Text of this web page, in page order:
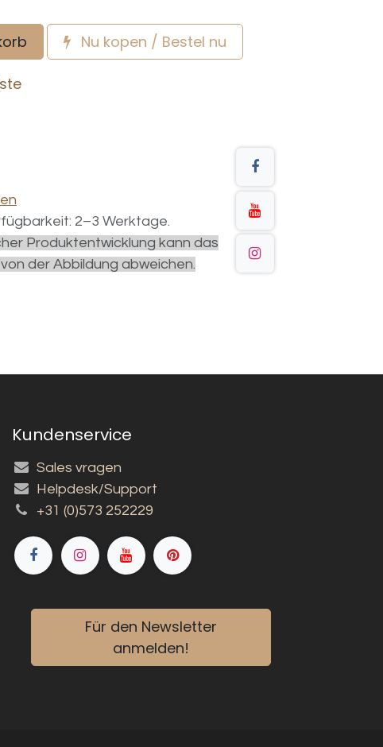
Nu kopen / Bestel nu
2–3 Werktage.
Produktentwicklung kann das
der Abbildung abweichen.
Kundenservice
Sales vragen
Helpdesk/Support
+31 (0)573 252229
Für den Newsletter
anmelden!